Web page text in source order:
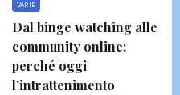
VARIE
Dal binge watching alle
community online:
perché oggi
l’intrattenimento